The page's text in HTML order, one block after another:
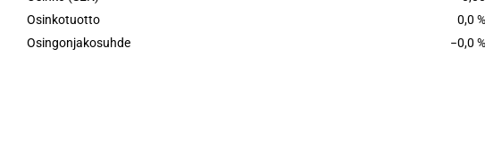
Osinkotuotto
0,0 %
Osingonjakosuhde
−0,0 %